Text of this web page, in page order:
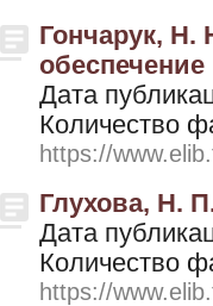
Гончарук, Н.
Дата
Количество
https://
Глухова, Н.
Дата
Количество
https://